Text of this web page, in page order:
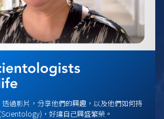
過影片，分享他們的興趣，以及他們如何持
，好讓自己興盛繁榮。